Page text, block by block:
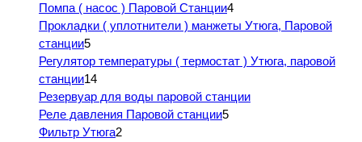
Помпа ( насос ) Паровой Станции4
Прокладки ( уплотнители ) манжеты Утюга, Паровой
станции5
Регулятор температуры ( термостат ) Утюга, паровой
станции14
Резервуар для воды паровой станции
Реле давления Паровой станции5
Фильтр Утюга2